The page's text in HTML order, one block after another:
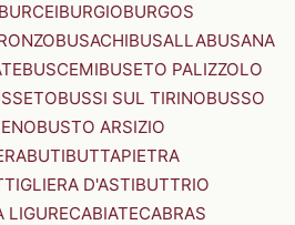
BURCEIBURGIOBURGOS
BUSACHIBUSALLABUSANA
BUSCEMIBUSETO PALIZZOLO
BUSSI SUL TIRINOBUSSO
BUSTO ARSIZIO
BUTIBUTTAPIETRA
D'ASTIBUTTRIO
LIGURECABIATECABRAS